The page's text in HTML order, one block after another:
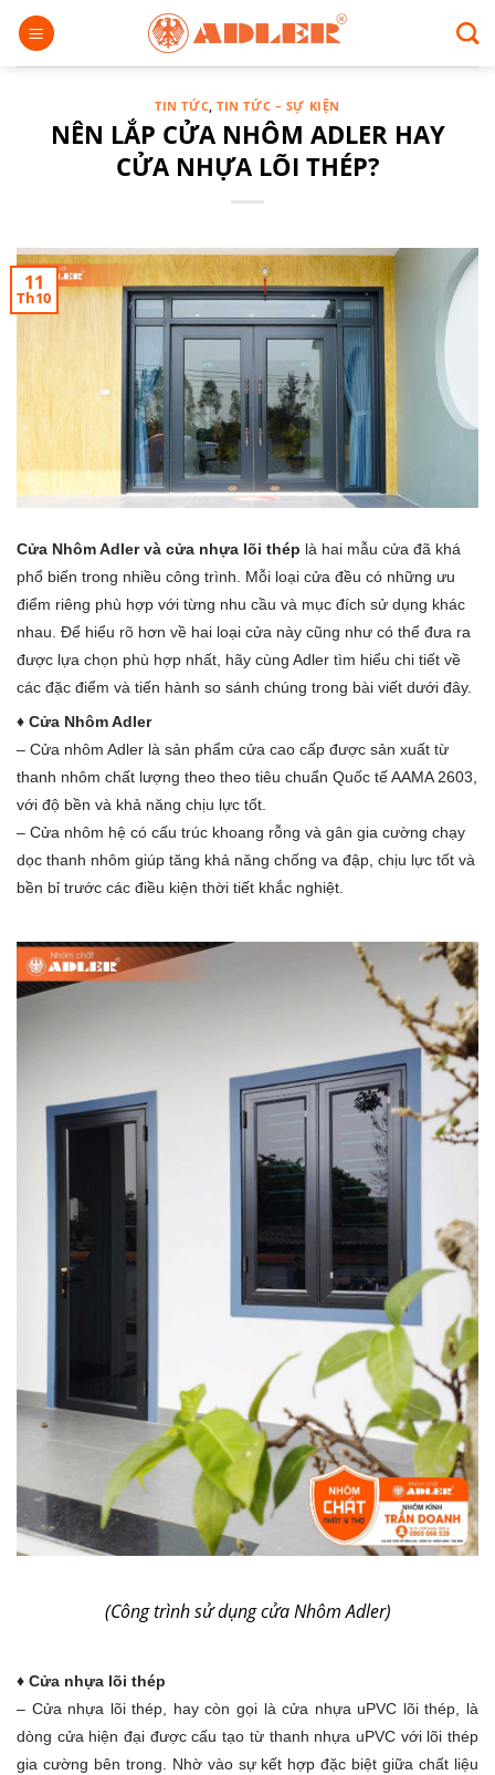
Chuyển
đến
nội
TIN TỨC,TIN TỨC – SỰ KIỆN
NÊN LẮP CỬA NHÔM ADLER HAY
CỬA NHỰA LÕI THÉP?
11
Th10
Cửa Nhôm Adler và cửa nhựa lõi thép là hai mẫu cửa đã khá
phổ biến trong nhiều công trình. Mỗi loại cửa đều có những ưu
điểm riêng phù hợp với từng nhu cầu và mục đích sử dụng khác
nhau. Để hiểu rõ hơn về hai loại cửa này cũng như có thể đưa ra
được lựa chọn phù hợp nhất, hãy cùng Adler tìm hiểu chi tiết về
các đặc điểm và tiến hành so sánh chúng trong bài viết dưới đây.
♦ Cửa Nhôm Adler
– Cửa nhôm Adler là sản phẩm cửa cao cấp được sản xuất từ
thanh nhôm chất lượng theo theo tiêu chuẩn Quốc tế AAMA 2603,
với độ bền và khả năng chịu lực tốt.
– Cửa nhôm hệ có cấu trúc khoang rỗng và gân gia cường chạy
dọc thanh nhôm giúp tăng khả năng chống va đập, chịu lực tốt và
bền bỉ trước các điều kiện thời tiết khắc nghiệt.
(Công trình sử dụng cửa Nhôm Adler)
♦ Cửa nhựa lõi thép
– Cửa nhựa lõi thép, hay còn gọi là cửa nhựa uPVC lõi thép, là
dòng cửa hiện đại được cấu tạo từ thanh nhựa uPVC với lõi thép
gia cường bên trong. Nhờ vào sự kết hợp đặc biệt giữa chất liệu